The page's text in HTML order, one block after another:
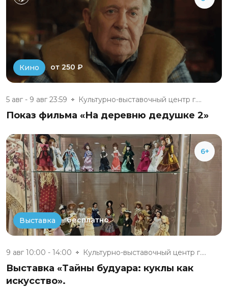
Кино от 250 ₽
5 авг - 9 авг 23:59 Культурно-выставочный центр г....
Показ фильма «На деревню дедушке 2»
6+
Выставка бесплатно
9 авг 10:00 - 14:00 Культурно-выставочный центр г....
Выставка «Тайны будуара: куклы как
искусство».